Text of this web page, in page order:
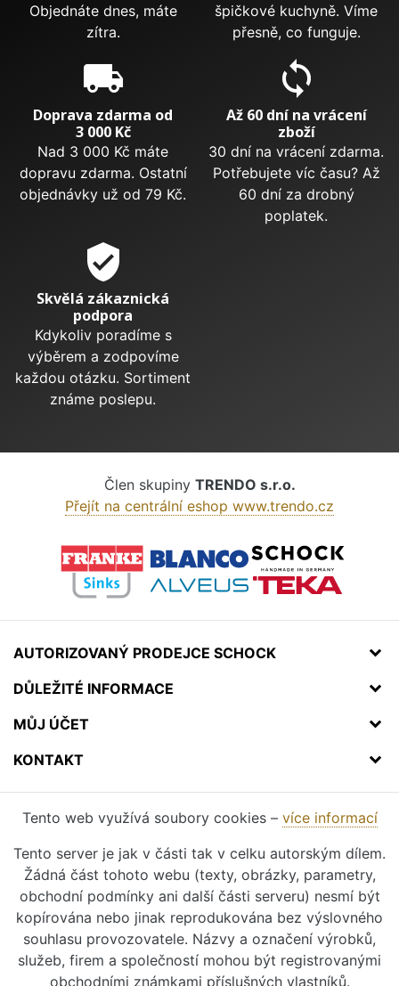
Objednáte dnes, máte
zítra.
špičkové kuchyně. Víme
přesně, co funguje.
local_shipping
Doprava zdarma od
3 000 Kč
Nad 3 000 Kč máte
dopravu zdarma. Ostatní
objednávky už od 79 Kč.
sync
Až 60 dní na vrácení
zboží
30 dní na vrácení zdarma.
Potřebujete víc času? Až
60 dní za drobný
poplatek.
verified_user
Skvělá zákaznická
podpora
Kdykoliv poradíme s
výběrem a zodpovíme
každou otázku. Sortiment
známe poslepu.
Člen skupiny TRENDO s.r.o.
Přejít na centrální eshop www.trendo.cz
AUTORIZOVANÝ PRODEJCE SCHOCK
DŮLEŽITÉ INFORMACE
MŮJ ÚČET
KONTAKT
Tento web využívá soubory cookies – více informací
Tento server je jak v části tak v celku autorským dílem.
Žádná část tohoto webu (texty, obrázky, parametry,
obchodní podmínky ani další části serveru) nesmí být
kopírována nebo jinak reprodukována bez výslovného
souhlasu provozovatele. Názvy a označení výrobků,
služeb, firem a společností mohou být registrovanými
obchodními známkami příslušných vlastníků.